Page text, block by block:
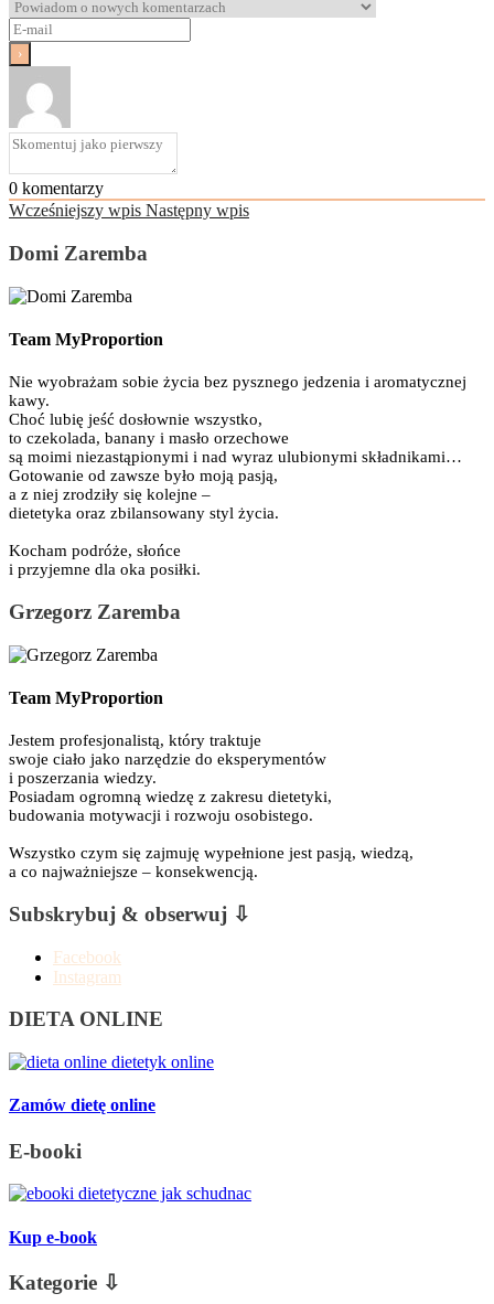
0 komentarzy
Wcześniejszy wpis Następny wpis
Domi Zaremba
Team MyProportion
Nie wyobrażam sobie życia bez pysznego jedzenia i aromatycznej
kawy.
Choć lubię jeść dosłownie wszystko,
to czekolada, banany i masło orzechowe
są moimi niezastąpionymi i nad wyraz ulubionymi składnikami…
Gotowanie od zawsze było moją pasją,
a z niej zrodziły się kolejne –
dietetyka oraz zbilansowany styl życia.
Kocham podróże, słońce
i przyjemne dla oka posiłki.
Grzegorz Zaremba
Team MyProportion
Jestem profesjonalistą, który traktuje
swoje ciało jako narzędzie do eksperymentów
i poszerzania wiedzy.
Posiadam ogromną wiedzę z zakresu dietetyki,
budowania motywacji i rozwoju osobistego.
Wszystko czym się zajmuję wypełnione jest pasją, wiedzą,
a co najważniejsze – konsekwencją.
Subskrybuj & obserwuj ⇩
Facebook
Instagram
DIETA ONLINE
Zamów dietę online
E-booki
Kup e-book
Kategorie ⇩